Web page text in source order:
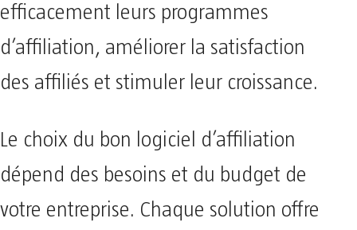
efficacement leurs programmes
d’affiliation, améliorer la satisfaction
des affiliés et stimuler leur croissance.
Le choix du bon logiciel d’affiliation
dépend des besoins et du budget de
votre entreprise. Chaque solution offre